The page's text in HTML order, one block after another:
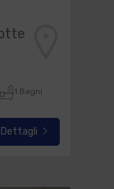
1 Bagni
Dettagli